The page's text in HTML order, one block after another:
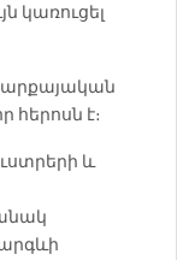
կառուցել
արքայական
հերոսն է։
և